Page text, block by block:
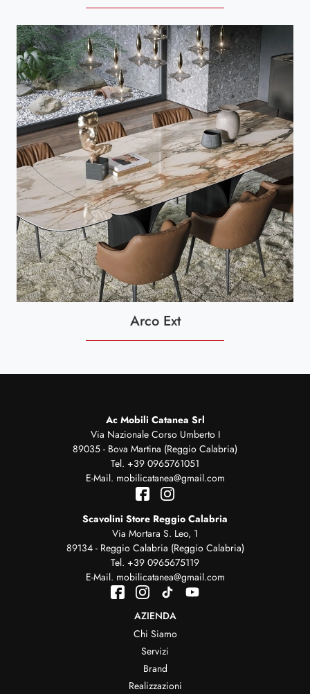
Arco Ext
Ac Mobili Catanea Srl
Via Nazionale Corso Umberto I
89035 - Bova Martina (Reggio Calabria)
Tel. +39 0965761051
E-Mail. mobilicatanea@gmail.com
Scavolini Store Reggio Calabria
Via Mortara S. Leo, 1
89134 - Reggio Calabria (Reggio Calabria)
Tel. +39 0965675119
E-Mail. mobilicatanea@gmail.com
AZIENDA
Chi Siamo
Servizi
Brand
Realizzazioni